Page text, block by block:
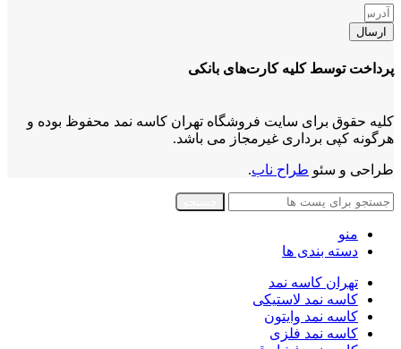
ارسال
پرداخت توسط کلیه کارت‌های بانکی
کلیه حقوق برای سایت فروشگاه تهران کاسه نمد محفوظ بوده و
هرگونه کپی برداری غیرمجاز می باشد.
طراحی و سئو طراح ناب.
منو
دسته بندی ها
تهران کاسه نمد
کاسه نمد لاستیکی
کاسه نمد وایتون
کاسه نمد فلزی